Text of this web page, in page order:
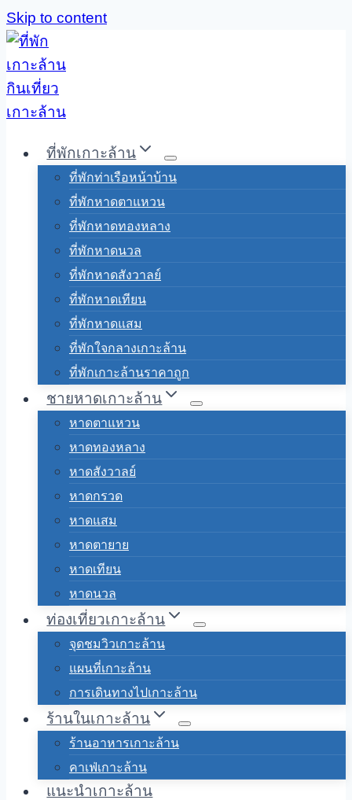
Skip to content
ที่พักเกาะล้าน
ที่พักท่าเรือหน้าบ้าน
ที่พักหาดตาแหวน
ที่พักหาดทองหลาง
ที่พักหาดนวล
ที่พักหาดสังวาลย์
ที่พักหาดเทียน
ที่พักหาดแสม
ที่พักใจกลางเกาะล้าน
ที่พักเกาะล้านราคาถูก
ชายหาดเกาะล้าน
หาดตาแหวน
หาดทองหลาง
หาดสังวาลย์
หาดกรวด
หาดแสม
หาดตายาย
หาดเทียน
หาดนวล
ท่องเที่ยวเกาะล้าน
จุดชมวิวเกาะล้าน
แผนที่เกาะล้าน
การเดินทางไปเกาะล้าน
ร้านในเกาะล้าน
ร้านอาหารเกาะล้าน
คาเฟ่เกาะล้าน
แนะนำเกาะล้าน